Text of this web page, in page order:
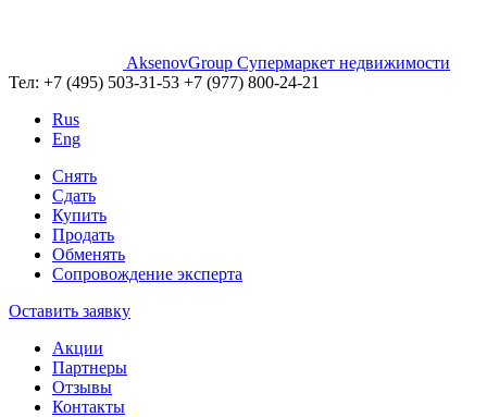
AksenovGroup Супермаркет недвижимости
Тел: +7 (495) 503-31-53 +7 (977) 800-24-21
Rus
Eng
Снять
Сдать
Купить
Продать
Обменять
Сопровождение эксперта
Оставить заявку
Акции
Партнеры
Отзывы
Контакты